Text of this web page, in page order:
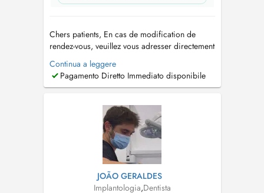
Chers patients, En cas de modification de
rendez-vous, veuillez vous adresser directement
à notre secrétariat au +352 498050. Merci
pour votre compréhension. Diplôme de
Docteur en Médecine Dentaire de l'Université
Parodontologie Formation...
Continua a leggere
Pagamento Diretto Immediato disponibile
JOÃO GERALDES
Implantologia,Dentista